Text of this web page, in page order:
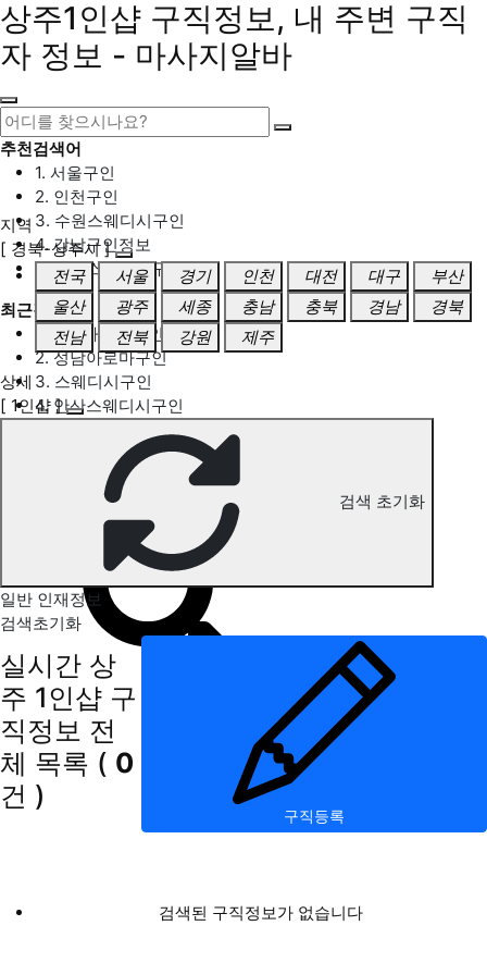
상주1인샵 구직정보, 내 주변 구직
자 정보 - 마사지알바
추천검색어
1. 서울구인
2. 인천구인
3. 수원스웨디시구인
4. 강남구인정보
5. 동탄스웨디시구인
최근검색어
1. 일산마사지구인
2. 성남아로마구인
3. 스웨디시구인
4. 안산스웨디시구인
상주 1인샵 구직정보
지역
[ 경북-상주시 ]
전국
서울 경기 인천 대전 대구
부산
울산
광주 세종 충남 충북 경남
경북
전남
전북 강원 제주
상세
[ 1인샵 ]
검색 초기화
일반 인재정보
검색초기화
실시간 상
주 1인샵 구
직정보 전
체 목록 ( 0
건 )
구직등록
검색된 구직정보가 없습니다